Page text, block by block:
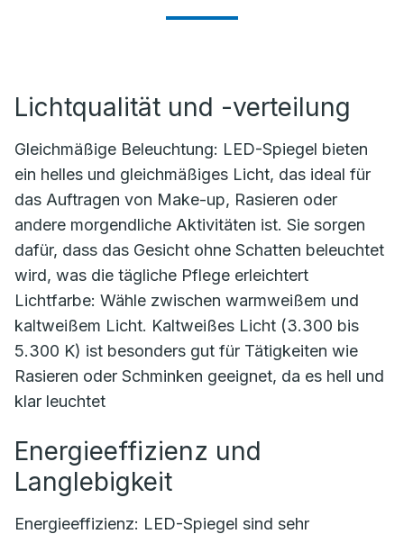
Lichtqualität und -verteilung
Gleichmäßige Beleuchtung: LED-Spiegel bieten
ein helles und gleichmäßiges Licht, das ideal für
das Auftragen von Make-up, Rasieren oder
andere morgendliche Aktivitäten ist. Sie sorgen
dafür, dass das Gesicht ohne Schatten beleuchtet
wird, was die tägliche Pflege erleichtert
Lichtfarbe: Wähle zwischen warmweißem und
kaltweißem Licht. Kaltweißes Licht (3.300 bis
5.300 K) ist besonders gut für Tätigkeiten wie
Rasieren oder Schminken geeignet, da es hell und
klar leuchtet
Energieeffizienz und
Langlebigkeit
Energieeffizienz: LED-Spiegel sind sehr